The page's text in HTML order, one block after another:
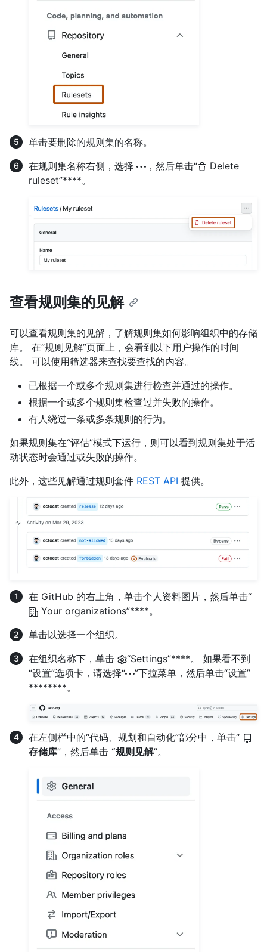
单击要删除的规则集的名称。
在规则集名称右侧，选择
，然后单击“
Delete
ruleset”****。
查看规则集的见解
可以查看规则集的见解，了解规则集如何影响组织中的存储
库。 在“规则见解”页面上，会看到以下用户操作的时间
线。 可以使用筛选器来查找要查找的内容。
已根据一个或多个规则集进行检查并通过的操作。
根据一个或多个规则集检查过并失败的操作。
有人绕过一条或多条规则的行为。
如果规则集在“评估”模式下运行，则可以看到规则集处于活
动状态时会通过或失败的操作。
此外，这些见解通过规则套件 REST API 提供。
在 GitHub 的右上角，单击个人资料图片，然后单击“
Your organizations”****。
单击以选择一个组织。
在组织名称下，单击
“Settings”****。 如果看不到
“设置”选项卡，请选择“
”下拉菜单，然后单击“设置”
********。
在左侧栏中的“代码、规划和自动化”部分中，单击“
存储库”，然后单击 “规则见解”。